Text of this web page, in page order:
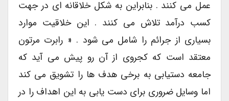
عمل می کنند . بنابراین به شکل خلاقانه ای در جهت
کسب درآمد تلاش می کنند . این خلاقیت موارد
بسیاری از جرائم را شامل می شود . « رابرت مرتون
معتقد است که کجروی از آن رو پیش می آید که
جامعه دستیابی به برخی هدف ها را تشویق می کند
اما وسایل ضروری برای دست یابی به این اهداف را در